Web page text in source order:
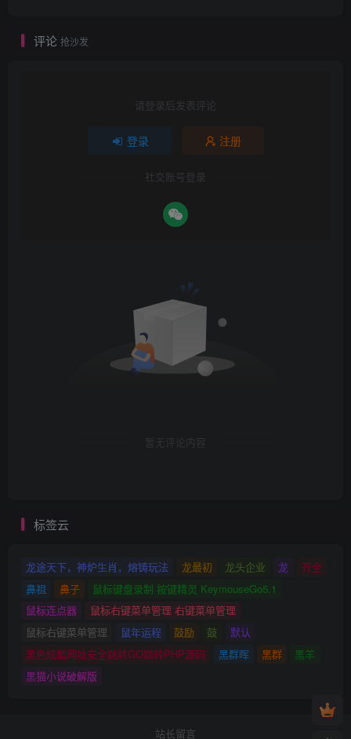
评论 抢沙发
请登录后发表评论
登录 注册
社交账号登录
暂无评论内容
标签云
龙途天下，神炉生肖，熔铸玩法 龙最初 龙头企业 龙
齐全
鼻祖
鼻子
鼠标键盘录制 按键精灵 KeymouseGo5.1
鼠标连点器
鼠标右键菜单管理 右键菜单管理
鼠标右键菜单管理
鼠年运程 鼓励 鼓
默认
黑色炫酷网址安全跳转GO跳转PHP源码
黑群晖 黑群
黑羊
黑猫小说破解版
站长留言